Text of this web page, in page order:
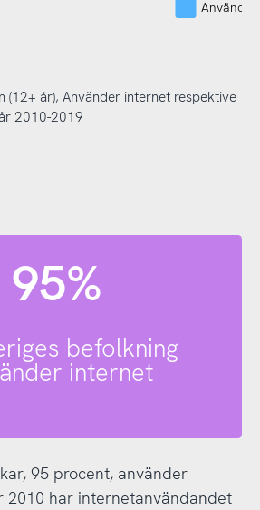
(12+ år), Använder internet respektive
2010-2019
95%
befolkning
internet
95 procent, använder
2010 har internetanvändandet